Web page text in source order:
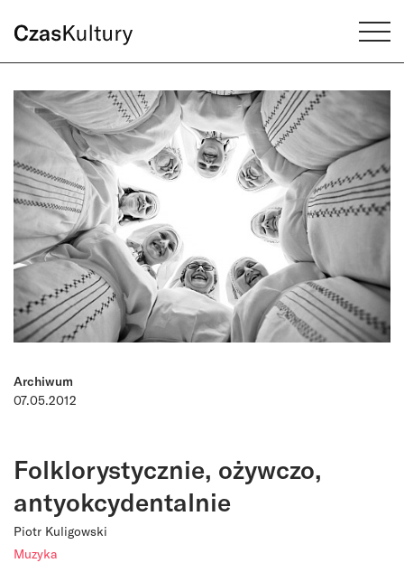
Archiwum
07.05.2012
Folklorystycznie, ożywczo,
antyokcydentalnie
Piotr Kuligowski
Muzyka